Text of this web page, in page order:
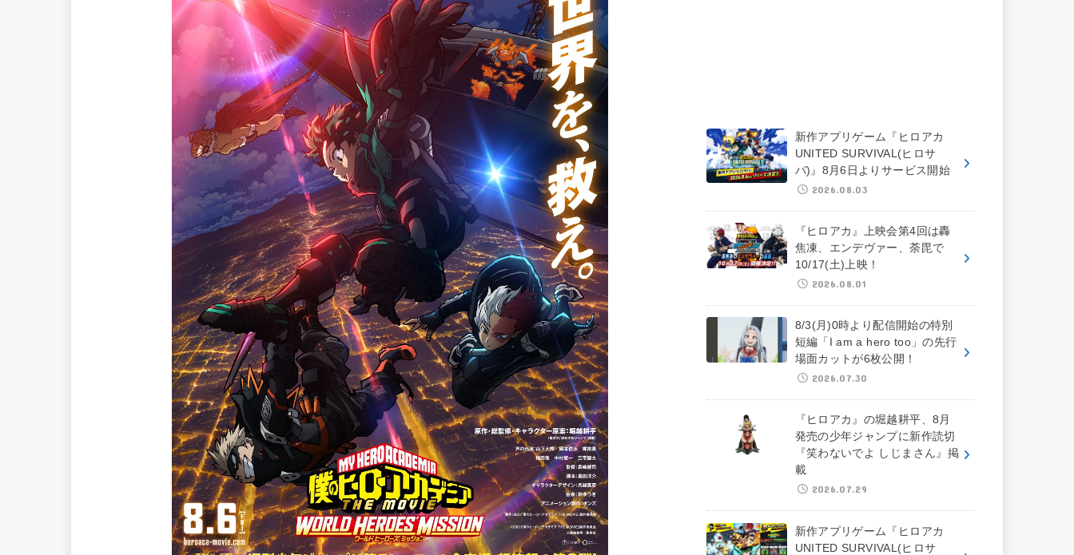
新作アプリゲーム『ヒロアカ
UNITED SURVIVAL(ヒロサ
バ)』8月6日よりサービス開始
2026.08.03
『ヒロアカ』上映会第4回は轟
焦凍、エンデヴァー、荼毘で
10/17(土)上映！
2026.08.01
8/3(月)0時より配信開始の特別
短編「I am a hero too」の先行
場面カットが6枚公開！
2026.07.30
『ヒロアカ』の堀越耕平、8月
発売の少年ジャンプに新作読切
『笑わないでよ しじまさん』掲
載
2026.07.29
新作アプリゲーム『ヒロアカ
UNITED SURVIVAL(ヒロサ